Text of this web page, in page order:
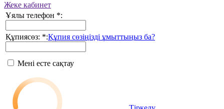
Жеке кабинет
Ұялы телефон *:
Құпиясөз: *:Құпия сөзіңізді ұмыттыңыз ба?
Мені есте сақтау